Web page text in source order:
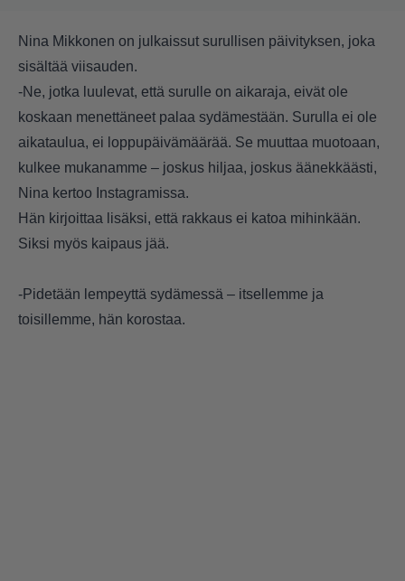
Nina Mikkonen on julkaissut surullisen päivityksen, joka
sisältää viisauden.
-Ne, jotka luulevat, että surulle on aikaraja, eivät ole
koskaan menettäneet palaa sydämestään. Surulla ei ole
aikataulua, ei loppupäivämäärää. Se muuttaa muotoaan,
kulkee mukanamme – joskus hiljaa, joskus äänekkäästi,
Nina kertoo Instagramissa.
Hän kirjoittaa lisäksi, että rakkaus ei katoa mihinkään.
Siksi myös kaipaus jää.
-Pidetään lempeyttä sydämessä – itsellemme ja
toisillemme, hän korostaa.